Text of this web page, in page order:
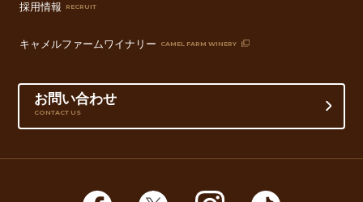
採用情報 RECRUIT
キャメルファームワイナリー CAMEL FARM WINERY
お問い合わせ
CONTACT US